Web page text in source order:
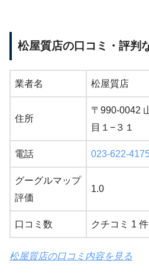
松屋質店の口コミ・評判
業者名 松屋質店
住所
〒990-0042
目１−３１
電話 023-622-
グーグルマップ
評価
1.0
口コミ数 クチコミ 1 件
松屋質店の口コミ内容を見る